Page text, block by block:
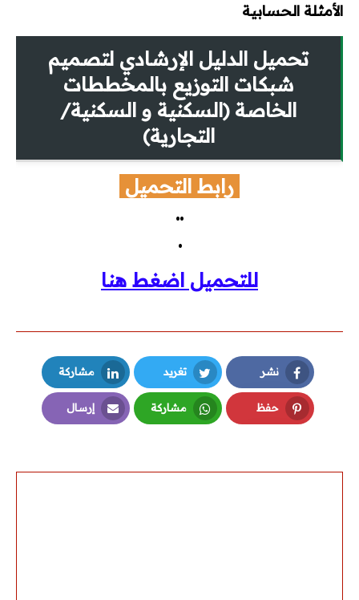
الأمثلة الحسابية
تحميل الدليل الإرشادي لتصميم
شبكات التوزيع بالمخططات
الخاصة (السكنية و السكنية/
التجارية)
رابط التحميل
..
.
للتحميل اضغط هنا
نشر
Facebook
تغريد
Twitter
مشاركة
LinkedIn
حفظ مشاركة إرسال